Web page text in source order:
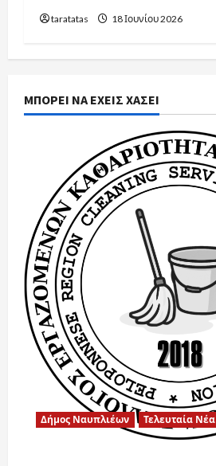
taratatas 18 Ιουνίου 2026
ΜΠΟΡΕΙ ΝΑ ΕΧΕΙΣ ΧΑΣΕΙ
Δήμος Ναυπλιέων Τελευταία Νέα